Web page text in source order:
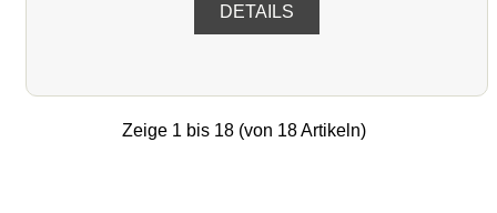
DETAILS
Zeige 1 bis 18(von 18Artikeln)